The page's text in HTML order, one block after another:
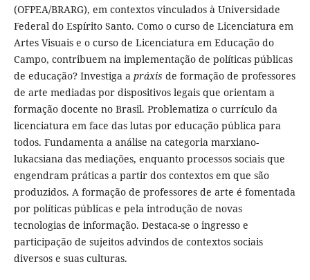
(OFPEA/BRARG), em contextos vinculados à Universidade
Federal do Espírito Santo. Como o curso de Licenciatura em
Artes Visuais e o curso de Licenciatura em Educação do
Campo, contribuem na implementação de políticas públicas
de educação? Investiga a práxis de formação de professores
de arte mediadas por dispositivos legais que orientam a
formação docente no Brasil. Problematiza o currículo da
licenciatura em face das lutas por educação pública para
todos. Fundamenta a análise na categoria marxiano-
lukacsiana das mediações, enquanto processos sociais que
engendram práticas a partir dos contextos em que são
produzidos. A formação de professores de arte é fomentada
por políticas públicas e pela introdução de novas
tecnologias de informação. Destaca-se o ingresso e
participação de sujeitos advindos de contextos sociais
diversos e suas culturas.